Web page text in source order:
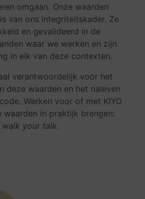
omgaan. Onze waarden
van ons integriteitskader. Ze
en gevalideerd in de
waar we werken en zijn
in elk van deze contexten.
verantwoordelijk voor het
deze waarden en het naleven
Werken voor of met KIYO
waarden in praktijk brengen:
walk your talk.